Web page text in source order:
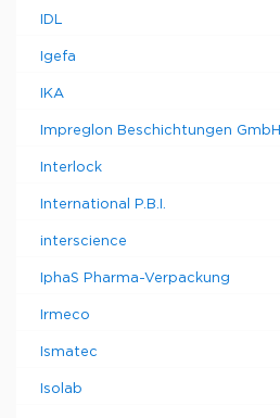
IDL
Igefa
IKA
Impreglon Beschichtungen GmbH
Interlock
International P.B.I.
interscience
IphaS Pharma-Verpackung
Irmeco
Ismatec
Isolab